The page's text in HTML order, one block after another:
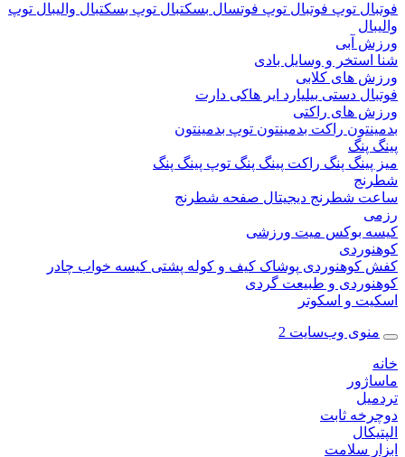
توپ فوتبالتوپ فوتسالبسکتبالتوپ بسکتبالوالیبال توپ
آبی
و وسایل بادی
های کلابی
دستیبیلیاردایر هاکیدارت
های راکتی
راکت بدمینتونتوپ بدمینتون
پنگ
پنگراکت پینگ پنگتوپ پینگ پنگ
شطرنج دیجیتالصفحه شطرنج
بوکسمیت ورزشی
کوهنوردیپوشاککیف و کوله پشتیکیسه خوابچادر
و طبیعت گردی
و اسکوتر
وب‌سایت 2
ثابت
سلامت